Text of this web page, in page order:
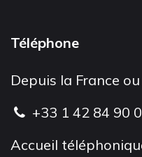
Téléphone
Depuis la France
+33 1 42 84 90
Accueil